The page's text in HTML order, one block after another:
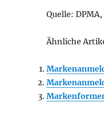
Quelle:
Ähnliche